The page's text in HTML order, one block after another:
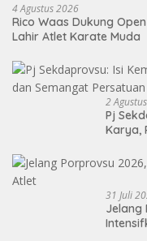
4 Agustus 2026
Rico Waas Dukung
Lahir Atlet Karate Muda
2
Pj
Karya,
31 Juli
Jelang